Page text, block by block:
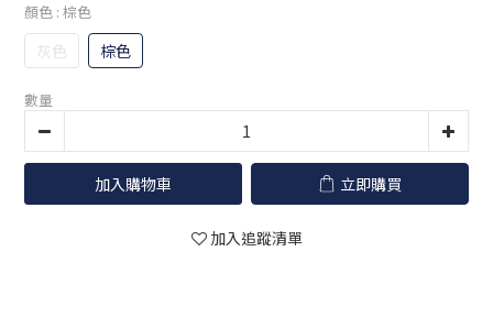
顏色 : 棕色
灰色 棕色
數量
加入購物車 立即購買
加入追蹤清單